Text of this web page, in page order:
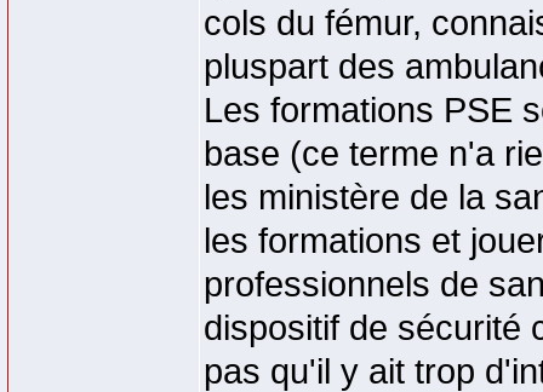
cols du fémur,
pluspart des
Les formations PSE
base (ce terme n'a
les ministère de la
les formations et
professionnels de
dispositif de sécurité
pas qu'il y ait trop